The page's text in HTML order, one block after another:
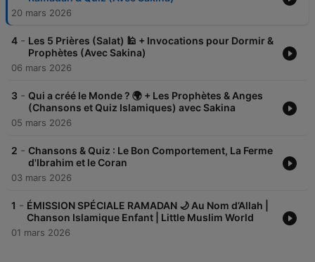
20 mars 2026
4 - Les 5 Prières (Salat) 🕌 + Invocations pour Dormir &
Prophètes (Avec Sakina)
06 mars 2026
3 - Qui a créé le Monde ? 🌍 + Les Prophètes & Anges
(Chansons et Quiz Islamiques) avec Sakina
05 mars 2026
2 - Chansons & Quiz : Le Bon Comportement, La Ferme
d'Ibrahim et le Coran
03 mars 2026
1 - ÉMISSION SPÉCIALE RAMADAN 🌙 Au Nom d’Allah |
Chanson Islamique Enfant | Little Muslim World
01 mars 2026